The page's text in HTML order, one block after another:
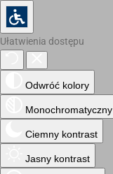
Ułatwienia dostępu
Odwróć kolory
Monochromatyczny
Ciemny kontrast
Jasny kontrast